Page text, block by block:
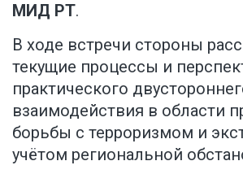
МИД РТ.
В ходе встречи стороны
текущие процессы и
практического
взаимодействия в области
борьбы с терроризмом и
учётом региональной